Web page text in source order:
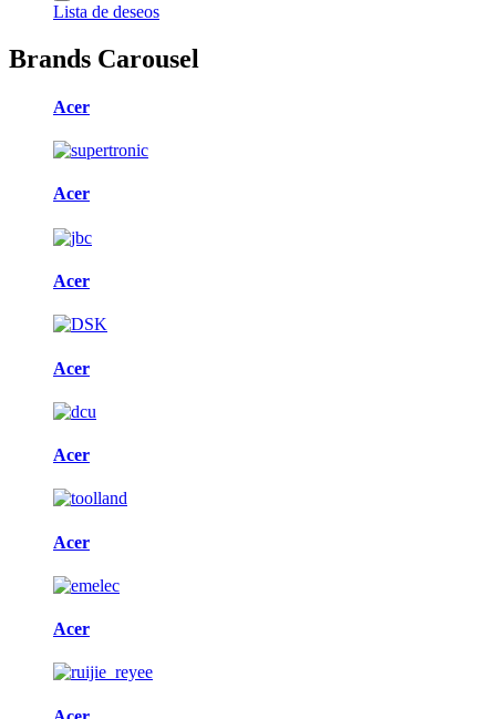
Lista de deseos
Brands Carousel
Acer
Acer
Acer
Acer
Acer
Acer
Acer